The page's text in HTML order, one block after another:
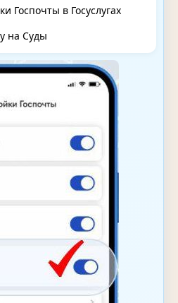
Госпочты в Госуслугах
на Суды